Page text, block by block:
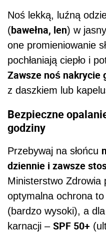
Noś lekką, luźną
(bawełna, len) w
one promieniowanie
pochłaniają ciepło i
Zawsze noś nakrycie
z daszkiem lub
Bezpieczne
godziny
Przebywaj na słońcu
dziennie i zawsze
Ministerstwo Zdrowia
optymalna ochrona
(bardzo wysoki), a
karnacji – SPF 50+